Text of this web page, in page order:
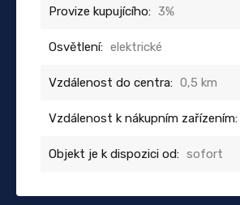
Provize kupujícího: 3%
Osvětlení: elektrické
Vzdálenost do centra: 0,5 km
Vzdálenost k nákupním zařízením:
Objekt je k dispozici od: sofort